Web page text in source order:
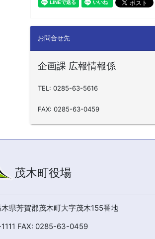
お問合せ先
企画課 広報情報係
TEL: 0285-63-5616
FAX: 0285-63-0459
茂木町役場
県芳賀郡茂木町大字茂木155番地
FAX: 0285-63-0459